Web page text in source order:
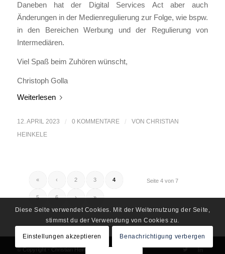
Daneben hat der Digital Services Act aber auch
Änderungen in der Medienregulierung zur Folge, wie bspw.
in den Bereichen Werbung und der Regulierung von
Intermediären.
Viel Spaß beim Zuhören wünscht,
Christoph Golla
Weiterlesen
12. APRIL 2023 / 0 KOMMENTARE / VON CHRISTIAN
HEINKELE
Seite 4 von 7
« ‹ 2 3 4
5 6 › »
© Copyright - Christian Heinkele
Diese Seite verwendet Cookies. Mit der Weiternutzung der Seite,
stimmst du der Verwendung von Cookies zu.
Einstellungen akzeptieren Benachrichtigung verbergen